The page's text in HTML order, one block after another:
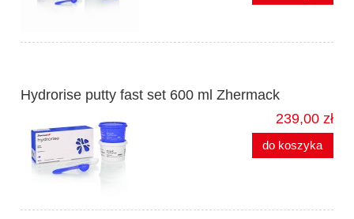
Hydrorise putty fast set 600 ml Zhermack
239,00 zł
do koszyka